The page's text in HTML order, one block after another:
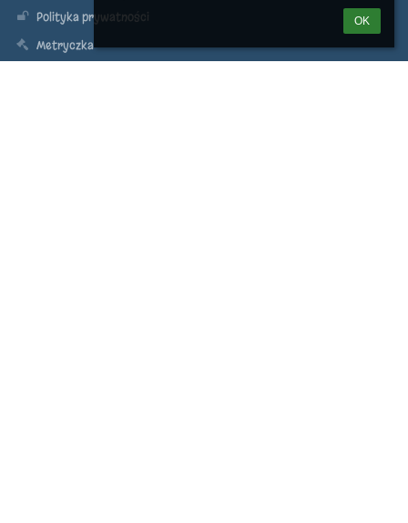
OK
Polityka prywatności
Metryczka